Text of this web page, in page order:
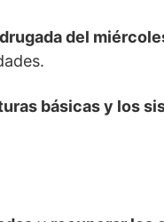
del
básicas y los